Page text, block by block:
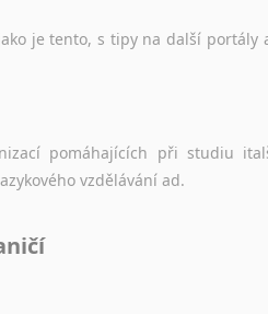
je tento, s tipy na další portály
pomáhajících při studiu
vzdělávání ad.